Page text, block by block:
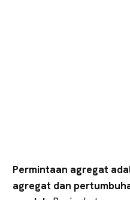
Permintaan agregat
agregat dan